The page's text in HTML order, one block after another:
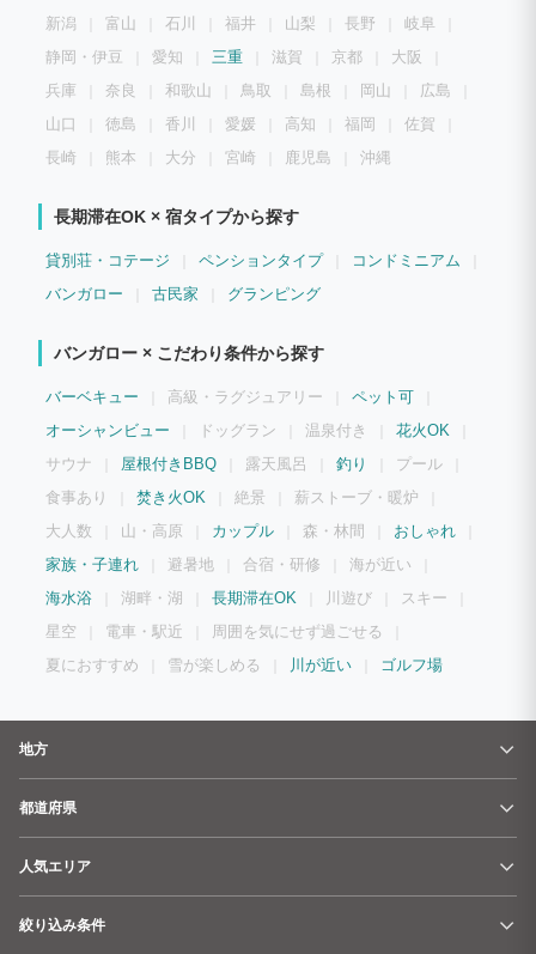
新潟
富山 石川 福井 山梨 長野
岐阜
静岡・伊豆
愛知 三重 滋賀 京都
大阪
兵庫
奈良 和歌山 鳥取 島根 岡山
広島
山口
徳島 香川 愛媛 高知 福岡
佐賀
長崎
熊本 大分 宮崎 鹿児島 沖縄
長期滞在OK × 宿タイプから探す
貸別荘・コテージ ペンションタイプ
コンドミニアム
バンガロー
古民家 グランピング
バンガロー × こだわり条件から探す
バーベキュー 高級・ラグジュアリー
ペット可
オーシャンビュー
ドッグラン 温泉付き
花火OK
サウナ
屋根付きBBQ 露天風呂 釣り
プール
食事あり
焚き火OK 絶景
薪ストーブ・暖炉
大人数
山・高原 カップル 森・林間
おしゃれ
家族・子連れ
避暑地 合宿・研修
海が近い
海水浴
湖畔・湖 長期滞在OK 川遊び
スキー
星空
電車・駅近
周囲を気にせず過ごせる
夏におすすめ
雪が楽しめる 川が近い ゴルフ場
地方
都道府県
人気エリア
絞り込み条件